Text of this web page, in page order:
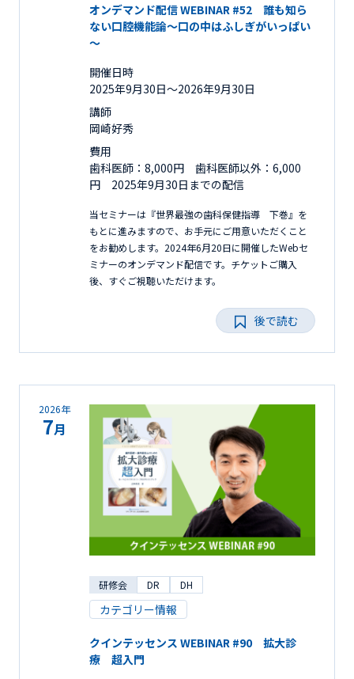
オンデマンド配信 WEBINAR #52 誰も知ら
ない口腔機能論～口の中はふしぎがいっぱい
～
開催日時
2025年9月30日〜2026年9月30日
講師
岡崎好秀
費用
歯科医師：8,000円 歯科医師以外：6,000
円 2025年9月30日までの配信
当セミナーは『世界最強の歯科保健指導 下巻』を
もとに進みますので、お手元にご用意いただくこと
をお勧めします。2024年6月20日に開催したWebセ
ミナーのオンデマンド配信です。チケットご購入
後、すぐご視聴いただけます。
後で読む
2026年
7月
研修会 DR DH
カテゴリー情報
クインテッセンス WEBINAR #90 拡大診
療 超入門